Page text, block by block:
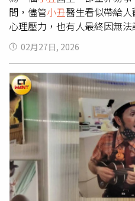
人們放下防備心。馬照琪和
存在狀態，接受自己無論好
重點，藉由缺點被暴露，降
的長者們，都能接納自己的
演出，更得觀察觀眾反應，
鼻子關懷小丑協會提供）馬
表演都很難先預演，所有表
者，為患者進行量身打造的
童，對於揮打的動作相當敏感
立刻作出應對，感受他們的感
童加護病房進行表演，但表
開始崩潰，因此讓他們當即做
演，專注演繹出現與消失的劇
出來。當被問到擔任紅鼻子醫
間，儘管小丑醫生看似帶給
心理壓力，也有人最終因無
子面具被視為「世上最小面
只要戴上紅鼻子，所有一切
（圖／周志龍攝）抵達紅鼻
在進行紅鼻子醫生培訓，看著
的引導下3人一組，開始了表
的紅鼻子，也沒有誇張的妝
情，偶爾加入一點語言對話，
一次的演出都是即興演出，無
為遮擋進出的依據，相當仰
員們每一次的表演，也得時時
緒，從而作出調整，甚至還得
度實在不小。培訓過程中，3
02月27日, 2026